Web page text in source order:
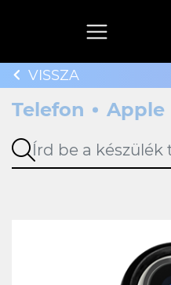
VISSZA
Telefon Apple